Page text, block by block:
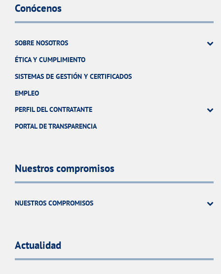
Conócenos
SOBRE NOSOTROS
ÉTICA Y CUMPLIMIENTO
SISTEMAS DE GESTIÓN Y CERTIFICADOS
EMPLEO
PERFIL DEL CONTRATANTE
PORTAL DE TRANSPARENCIA
Nuestros compromisos
NUESTROS COMPROMISOS
Actualidad